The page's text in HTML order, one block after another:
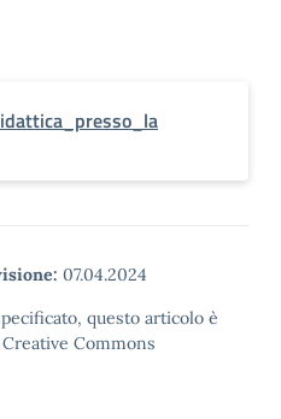
07.04.2024
questo articolo è
Commons